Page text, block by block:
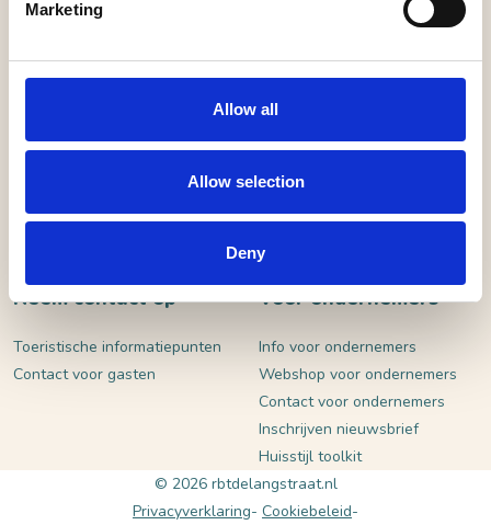
Marketing
Allow all
Allow selection
Deny
Neem contact op
Toeristische informatiepunten
Contact voor gasten
Voor ondernemers
Info voor ondernemers
Webshop voor ondernemers
Contact voor ondernemers
Inschrijven nieuwsbrief
Huisstijl toolkit
© 2026 rbtdelangstraat.nl
Privacyverklaring Cookiebeleid